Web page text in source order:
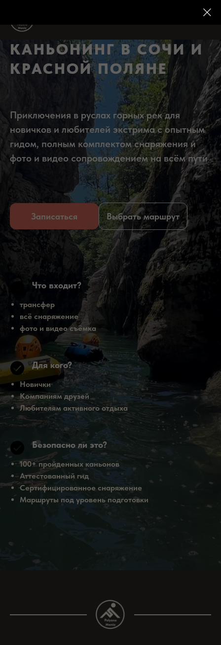
КАНЬОНИНГ В СОЧИ И
КРАСНОЙ ПОЛЯНЕ
Приключения в руслах горных рек для
новичков и любителей экстрима с опытным
гидом, полным комплектом снаряжения и
фото и видео сопровождением на всём пути
Записаться Выбрать маршрут
Что входит?
трансфер
всё снаряжение
фото и видео съёмка
Для кого?
Новички
Компаниям друзей
Любителям активного отдыха
Безопасно ли это?
100+ пройденных каньонов
Аттестованный гид
Сертифицированное снаряжение
Маршруты под уровень подготовки